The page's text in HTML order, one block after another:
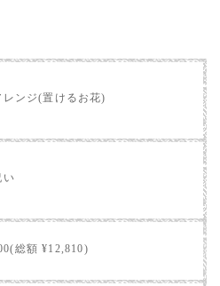
レンジ(置けるお花)
い
総額 ¥12,810)